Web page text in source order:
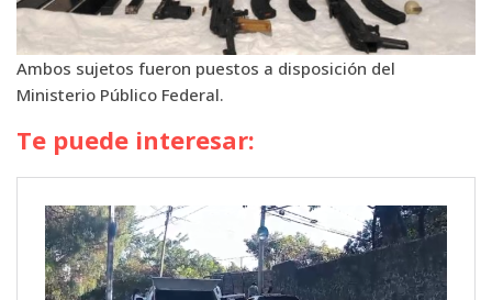
Ambos sujetos fueron puestos a disposición del
Ministerio Público Federal.
Te puede interesar: